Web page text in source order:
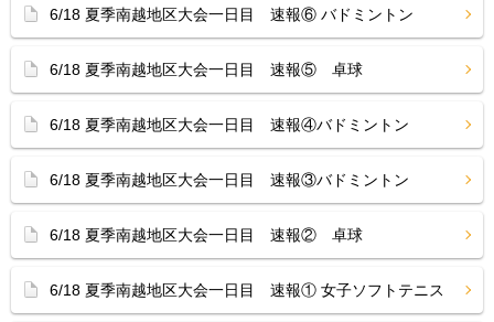
6/18 夏季南越地区大会一日目 速報⑥ バドミントン
6/18 夏季南越地区大会一日目 速報⑤ 卓球
6/18 夏季南越地区大会一日目 速報④バドミントン
6/18 夏季南越地区大会一日目 速報③バドミントン
6/18 夏季南越地区大会一日目 速報② 卓球
6/18 夏季南越地区大会一日目 速報① 女子ソフトテニス